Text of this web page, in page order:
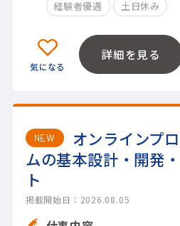
経験者優遇 土日休み
詳細を見る
NEW
オンラインプ
ムの基本設計・開発
ト
掲載開始日：2026.08.05